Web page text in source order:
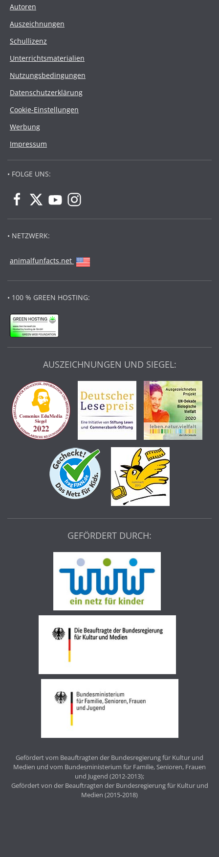
Autoren
Auszeichnungen
Schullizenz
Unterrichtsmaterialien
Nutzungsbedingungen
Datenschutzerklärung
Cookie-Einstellungen
Werbung
Impressum
• FOLGE UNS:
• NETZWERK:
animalfunfacts.net
• 100 % GREEN HOSTING:
AUSZEICHNUNGEN UND SIEGEL:
GEFÖRDERT DURCH:
Gefördert vom Beauftragten der Bundesregierung für Kultur und
Medien und vom Bundesministerium für Familie, Senioren, Frauen
und Jugend (2012-2013);
Gefördert von der Beauftragten der Bundesregierung für Kultur und
Medien (2015-2018)